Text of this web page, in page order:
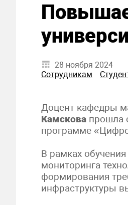
28 ноября 2024
Сотрудникам
Доцент кафедры
Камскова прошла
программе
В рамках
мониторинга
формирования
инфраструктуры